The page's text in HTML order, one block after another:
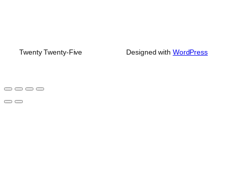
Twenty Twenty-Five Designed with WordPress